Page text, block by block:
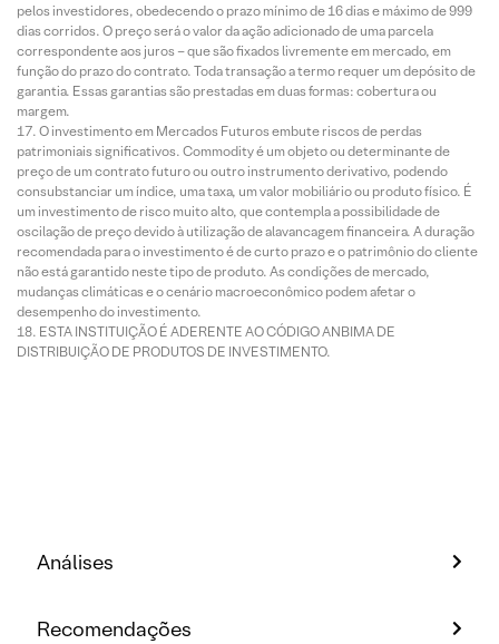
pelos investidores, obedecendo o prazo mínimo de 16 dias e máximo de 999
dias corridos. O preço será o valor da ação adicionado de uma parcela
correspondente aos juros – que são fixados livremente em mercado, em
função do prazo do contrato. Toda transação a termo requer um depósito de
garantia. Essas garantias são prestadas em duas formas: cobertura ou
margem.
O investimento em Mercados Futuros embute riscos de perdas
patrimoniais significativos. Commodity é um objeto ou determinante de
preço de um contrato futuro ou outro instrumento derivativo, podendo
consubstanciar um índice, uma taxa, um valor mobiliário ou produto físico. É
um investimento de risco muito alto, que contempla a possibilidade de
oscilação de preço devido à utilização de alavancagem financeira. A duração
recomendada para o investimento é de curto prazo e o patrimônio do cliente
não está garantido neste tipo de produto. As condições de mercado,
mudanças climáticas e o cenário macroeconômico podem afetar o
desempenho do investimento.
ESTA INSTITUIÇÃO É ADERENTE AO CÓDIGO ANBIMA DE
DISTRIBUIÇÃO DE PRODUTOS DE INVESTIMENTO.
Análises
Recomendações